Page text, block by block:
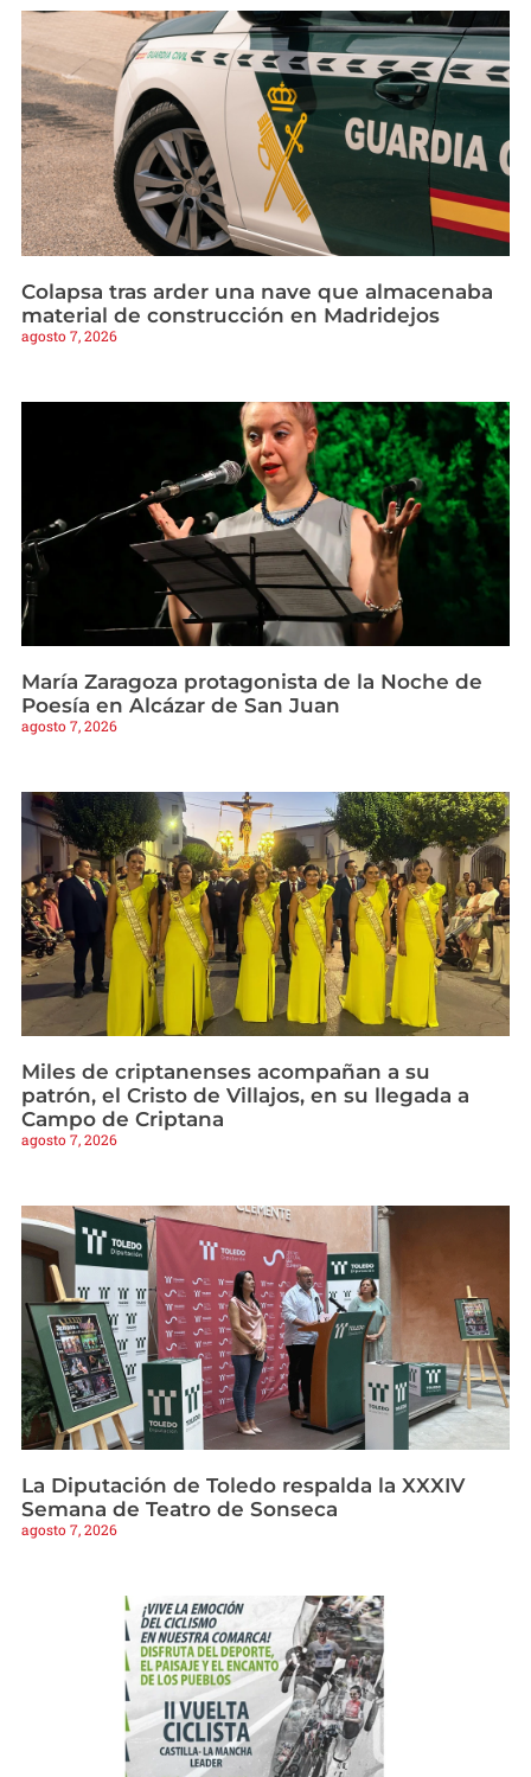
Colapsa tras arder una nave que almacenaba
material de construcción en Madridejos
agosto 7, 2026
María Zaragoza protagonista de la Noche de
Poesía en Alcázar de San Juan
agosto 7, 2026
Miles de criptanenses acompañan a su
patrón, el Cristo de Villajos, en su llegada a
Campo de Criptana
agosto 7, 2026
La Diputación de Toledo respalda la XXXIV
Semana de Teatro de Sonseca
agosto 7, 2026